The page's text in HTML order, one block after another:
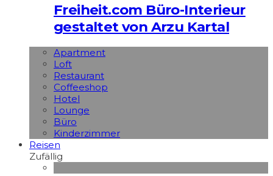
Freiheit.com Büro-Interieur
gestaltet von Arzu Kartal
Apart­ment
Loft
Restaurant
Coffeeshop
Hotel
Lounge
Büro
Kinderzimmer
Reisen
Zufällig